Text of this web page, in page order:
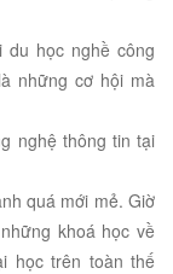
du học nghề công
những cơ hội mà
nghệ thông tin tại
quá mới mẻ. Giờ
khoá học về
học trên toàn thế